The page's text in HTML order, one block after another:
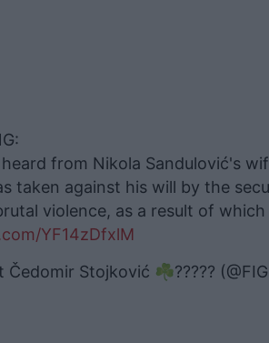
heard from Nikola Sandulović's
taken against his will by the
violence, as a result of
YF14zDfxlM
Stojković ☘️?????